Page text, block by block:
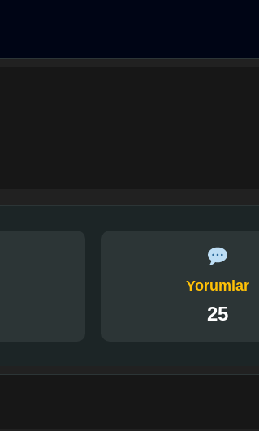
Yorumlar
25